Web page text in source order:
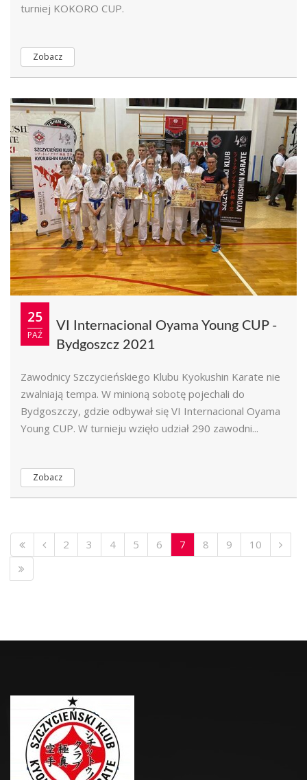
turniej KOKORO CUP.
Zobacz
25
PAŹ
VI Internacional Oyama Young CUP -
Bydgoszcz 2021
Zawodnicy Szczycieńskiego Klubu Kyokushin Karate nie
zwalniają tempa. W minioną sobotę pojechali do
Bydgoszczy, gdzie odbywał się VI Internacional Oyama
Young CUP. W turnieju wzięło udział 290 zawodni...
Zobacz
2 3 4 5 6 7 8 9 10